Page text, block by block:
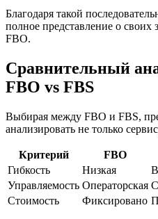
Благодаря такой
полное представление о своих
FBO.
Сравнительный
FBO vs FBS
Выбирая между FBO и FBS,
анализировать не только
Критерий FBO
Гибкость
Низкая
Управляемость Операторская
Стоимость
Фиксировано